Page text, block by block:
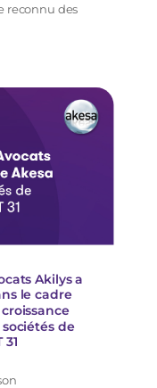
reconnu des
Akilys a
le cadre
de